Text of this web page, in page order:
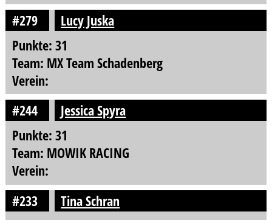
#279
Lucy Juska
Punkte: 31
Team: MX Team Schadenberg
Verein:
#244
Jessica Spyra
Punkte: 31
Team: MOWIK RACING
Verein:
#233
Tina Schran